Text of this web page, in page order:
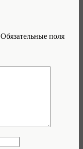
Обязательные поля